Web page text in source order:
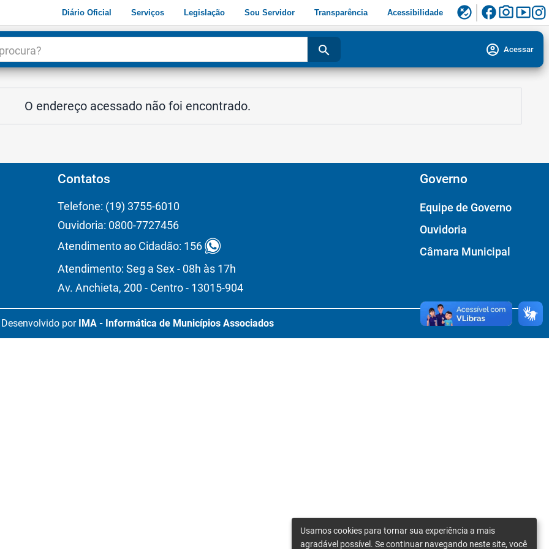
Diário Oficial Serviços Legislação Sou Servidor Transparência Acessibilidade flaky facebookphoto_camerasmart_display
search account_circle Acessar
O endereço acessado não foi encontrado.
Contatos
Telefone: (19) 3755-6010
Ouvidoria: 0800-7727456
Atendimento ao Cidadão: 156
Atendimento: Seg a Sex - 08h às 17h
Av. Anchieta, 200 - Centro - 13015-904
Governo
Equipe de Governo
Ouvidoria
Câmara Municipal
Desenvolvido por IMA - Informática de Municípios Associados
Usamos cookies para tornar sua experiência a mais
agradável possível. Se continuar navegando neste site, você